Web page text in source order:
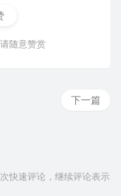
随意赞赏
下一篇
快速评论，继续评论表示